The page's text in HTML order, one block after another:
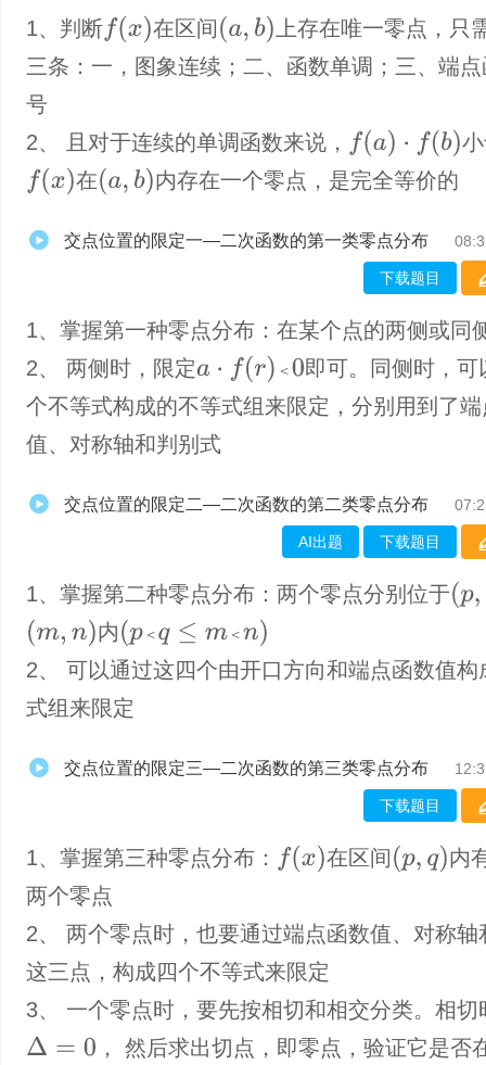
1、判断 (x) 在区间 (a,b
上存在唯一零点，只
三条：一，图象连续；二、函数单调；三、端
号
2、 且对于连续的单调函数来说，
(a)·f(b
(x) 在(a,b 内存在一个零点，是完全等价的
交点位置的限定一—二次函数的第一类零点分布
下载题目
1、掌握第一种零点分布：在某个点的两侧或同
2、 两侧时，限定
＜
a⋅ r ＜0
即可。同侧时，可
个不等式构成的不等式组来限定，分别用到了
值、对称轴和判别式
交点位置的限定二—二次函数的第二类零点分布
AI出题 下载题目
1、​掌握第二种零点分布：两个零点分别位于(p,q
(m,n 内 ＜ ＜
(p＜ ≤m ＜n )
2、 可以通过这四个由开口方向和端点函数值构
式组来限定
交点位置的限定三—二次函数的第三类零点分布
下载题目
1、掌握第三种零点分布： (x) 在区间 (p,q
内
两个零点
2、 两个零点时，也要通过端点函数值、对称轴
这三点，构成四个不等式来限定
3、 一个零点时，要先按相切和相交分类。相切
Δ=
， 然后求出切点，即零点，验证它是否